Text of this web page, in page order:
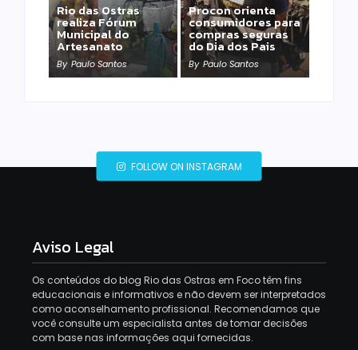
Rio das Ostras
realiza Fórum
Municipal do
Artesanato
By Paulo Santos
Procon orienta
consumidores para
compras seguras
do Dia dos Pais
By Paulo Santos
FOLLOW ON INSTAGRAM
Aviso Legal
Os conteúdos do blog Rio das Ostras em Foco têm fins
educacionais e informativos e não devem ser interpretados
como aconselhamento profissional. Recomendamos que
você consulte um especialista antes de tomar decisões
com base nas informações aqui fornecidas.